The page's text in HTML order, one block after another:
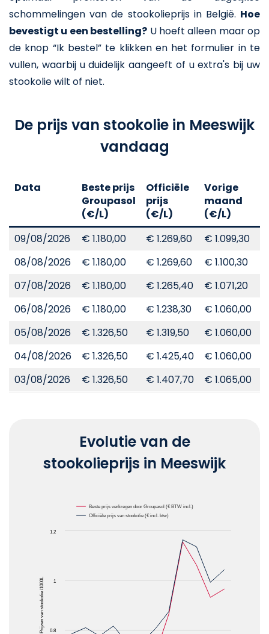
schommelingen van de stookolieprijs in België. Hoe
bevestigt u een bestelling? U hoeft alleen maar op
de knop “Ik bestel” te klikken en het formulier in te
vullen, waarbij u duidelijk aangeeft of u extra's bij uw
stookolie wilt of niet.
De prijs van stookolie in Meeswijk
vandaag
Data
Beste prijs
Groupasol
(€/L)
Officiële
prijs
(€/L)
Vorige
maand
(€/L)
09/08/2026
€ 1.180,00 € 1.269,60 € 1.099,30
08/08/2026
€ 1.180,00 € 1.269,60 € 1.100,30
07/08/2026
€ 1.180,00 € 1.265,40 € 1.071,20
06/08/2026
€ 1.180,00 € 1.238,30 € 1.060,00
05/08/2026
€ 1.326,50 € 1.319,50 € 1.060,00
04/08/2026
€ 1.326,50 € 1.425,40 € 1.060,00
03/08/2026
€ 1.326,50 € 1.407,70 € 1.065,00
Evolutie van de
stookolieprijs in Meeswijk
Line chart with 2 lines.
The chart has 1 X axis displaying Maanden.
The chart has 1 Y axis displaying Prijzen van
Prijzen van stookolie /1000L
Beste prijs verkregen door Groupasol (€ BTW incl.)
Officiële prijs van stookolie (€ incl. btw)
0.8
1
1.2